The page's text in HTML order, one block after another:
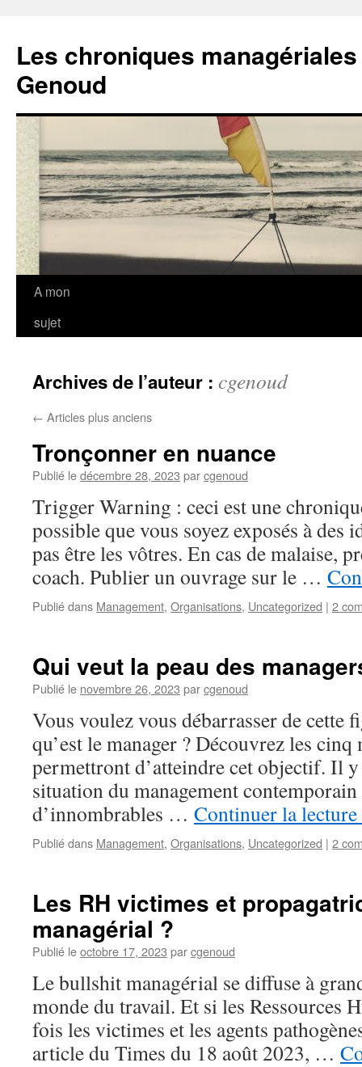
Les chroniques
Genoud
Aller
A mon
sujet
Archives de l’auteur : cgenoud
← Articles plus anciens
Tronçonner en nuance
Publié ledécembre 28, 2023 parcgenoud
Trigger Warning : ceci est une
possible que vous soyez exposés à des
pas être les vôtres. En cas de malaise,
coach. Publier un ouvrage sur le …
Publié dans Management, Organisations, Uncategorized | 2
Qui veut la peau des
Publié le novembre 26, 2023 parcgenoud
Vous voulez vous débarrasser de cette
qu’est le manager ? Découvrez les
permettront d’atteindre cet objectif. Il y
situation du management
d’innombrables … Continuer la lecture
Publié dans Management, Organisations, Uncategorized | 2
Les RH victimes et
managérial ?
Publié leoctobre 17, 2023 parcgenoud
Le bullshit managérial se diffuse à
monde du travail. Et si les Ressources
fois les victimes et les agents
article du Times du 18 août 2023, …